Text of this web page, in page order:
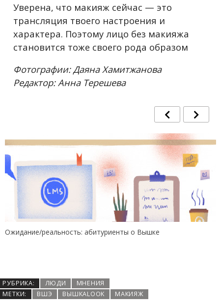
Уверена, что макияж сейчас — это
трансляция твоего настроения и
характера. Поэтому лицо без макияжа
становится тоже своего рода образом
Фотографии: Даяна Хамитжанова
Редактор: Анна Терешева
Ожидание/реальность: абитуриенты о Вышке
РУБРИКА: ЛЮДИ
МНЕНИЯ
МЕТКИ:
ВШЭ ВЫШКАLOOK МАКИЯЖ